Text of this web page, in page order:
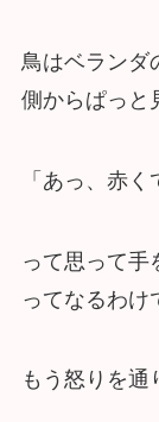
鳥はベランダ
側からぱっと
「あっ、赤
って思って手
ってなるわけ
もう怒りを通